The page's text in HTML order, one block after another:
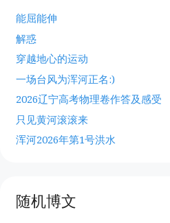
能屈能伸
解惑
穿越地心的运动
一场台风为浑河正名:)
2026辽宁高考物理卷作答及感受
只见黄河滚滚来
浑河2026年第1号洪水
随机博文